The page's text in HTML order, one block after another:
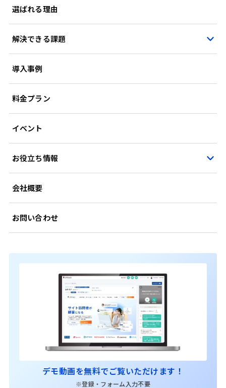
選ばれる理由
解決できる課題
導入事例
料金プラン
イベント
お役立ち情報
会社概要
お問い合わせ
デモ動画を無料でご覧いただけます！
※登録・フォーム入力不要